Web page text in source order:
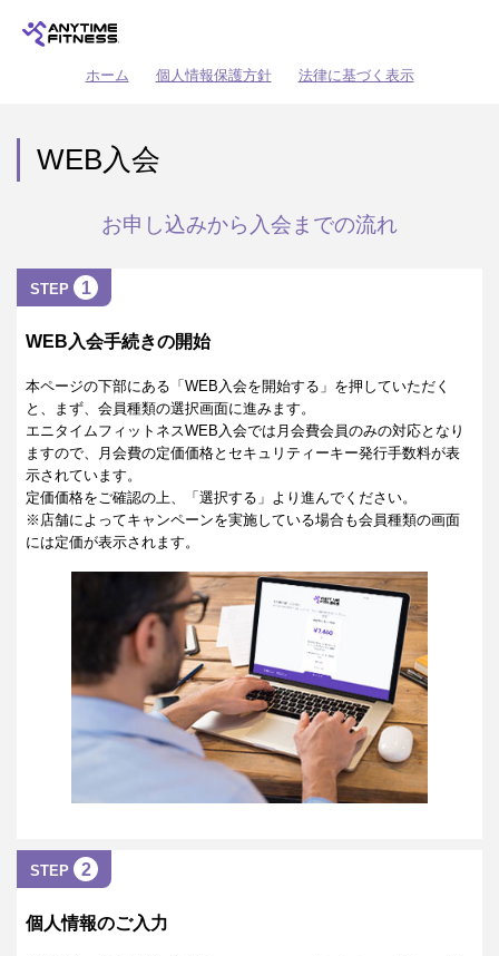
ホーム 個人情報保護方針 法律に基づく表示
WEB入会
お申し込みから入会までの流れ
STEP 1
WEB入会手続きの開始
本ページの下部にある「WEB入会を開始する」を押していただく
と、まず、会員種類の選択画面に進みます。
エニタイムフィットネスWEB入会では月会費会員のみの対応となり
ますので、月会費の定価価格とセキュリティーキー発行手数料が表
示されています。
定価価格をご確認の上、「選択する」より進んでください。
※店舗によってキャンペーンを実施している場合も会員種類の画面
には定価が表示されます。
STEP 2
個人情報のご入力